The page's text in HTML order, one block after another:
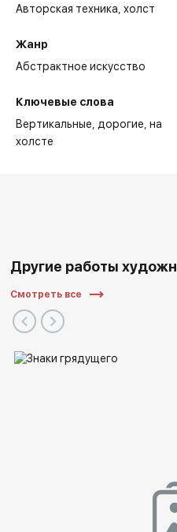
Авторская техника,холст
Жанр
Абстрактное искусство
Ключевые слова
Вертикальные дорогие на
холсте
Другие работы
Смотреть все